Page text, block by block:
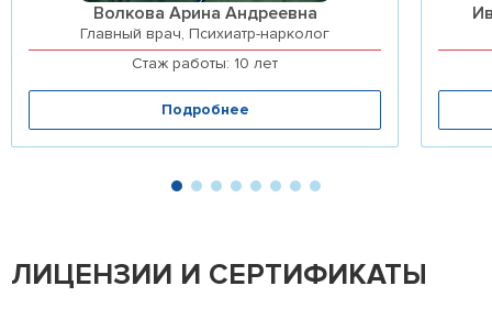
Волкова Арина Андреевна
Главный врач, Психиатр-нарколог
Стаж работы: 10 лет
Подробнее
ЛИЦЕНЗИИ И СЕРТИФИКАТЫ